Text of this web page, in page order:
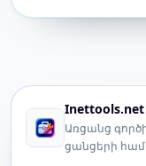
Inettools.net
Առցանց
ցանցերի